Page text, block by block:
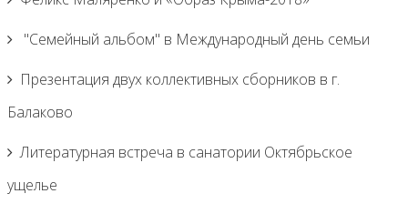
"Семейный альбом" в Международный день семьи
Презентация двух коллективных сборников в г.
Балаково
Литературная встреча в санатории Октябрьское
ущелье